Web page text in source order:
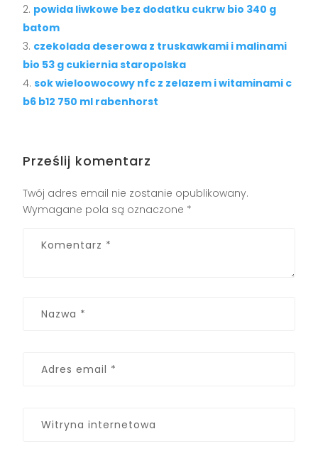
powida liwkowe bez dodatku cukrw bio 340 g
batom
czekolada deserowa z truskawkami i malinami
bio 53 g cukiernia staropolska
sok wieloowocowy nfc z zelazem i witaminami c
b6 b12 750 ml rabenhorst
Prześlij komentarz
Twój adres email nie zostanie opublikowany.
Wymagane pola są oznaczone *